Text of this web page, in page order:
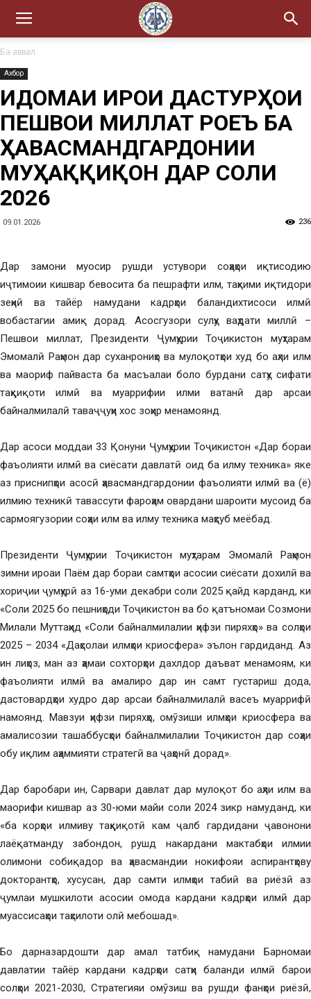
Ба аввал
Ахбор
ИДОМАИ ИҶРОИ ДАСТУРҲОИ
ПЕШВОИ МИЛЛАТ РОҶЕЪ БА
ҲАВАСМАНДГАРДОНИИ
МУҲАҚҚИҚОН ДАР СОЛИ
2026
09.01.2026 236
Дар замони муосир рушди устувори соҳаҳои иқтисодию
иҷтимоии кишвар бевосита ба пешрафти илм, таҳкими иқтидори
зеҳнӣ ва тайёр намудани кадрҳои баландихтисоси илмӣ
вобастагии амиқ дорад. Асосгузори сулҳу ваҳдати миллӣ –
Пешвои миллат, Президенти Ҷумҳурии Тоҷикистон муҳтарам
Эмомалӣ Раҳмон дар суханрониҳо ва мулоқотҳои худ бо аҳли илм
ва маориф пайваста ба масъалаи боло бурдани сатҳу сифати
таҳқиқоти илмӣ ва муаррифии илми ватанӣ дар арсаи
байналмилалӣ таваҷҷуҳи хос зоҳир менамоянд.
Дар асоси моддаи 33 Қонуни Ҷумҳурии Тоҷикистон «Дар бораи
фаъолияти илмӣ ва сиёсати давлатӣ оид ба илму техника» яке
аз приснипҳои асосӣ ҳавасмандгардонии фаъолияти илмӣ ва (ё)
илмию техникӣ тавассути фароҳам овардани шароити мусоид ба
сармоягузории соҳаи илм ва илму техника маҳсуб меёбад.
Президенти Ҷумҳурии Тоҷикистон муҳтарам Эмомалӣ Раҳмон
зимни ироаи Паём дар бораи самтҳои асосии сиёсати дохилӣ ва
хориҷии ҷумҳурӣ аз 16-уми декабри соли 2025 қайд карданд, ки
«Соли 2025 бо пешниҳоди Тоҷикистон ва бо қатъномаи Созмони
Милали Муттаҳид «Соли байналмилалии ҳифзи пиряхҳо» ва солҳои
2025 – 2034 «Даҳсолаи илмҳои криосфера» эълон гардиданд. Аз
ин лиҳоз, ман аз ҳамаи сохторҳои дахлдор даъват менамоям, ки
фаъолияти илмӣ ва амалиро дар ин самт густариш дода,
дастовардҳои худро дар арсаи байналмилалӣ васеъ муаррифӣ
намоянд. Мавзуи ҳифзи пиряхҳо, омӯзиши илмҳои криосфера ва
амалисозии ташаббусҳои байналмилалии Тоҷикистон дар соҳаи
обу иқлим аҳаммияти стратегӣ ва ҷаҳонӣ дорад».
Дар баробари ин, Сарвари давлат дар мулоқот бо аҳли илм ва
маорифи кишвар аз 30-юми майи соли 2024 зикр намуданд, ки
«ба корҳои илмиву таҳқиқотӣ кам ҷалб гардидани ҷавонони
лаёқатманду забондон, рушд накардани мактабҳои илмии
олимони собиқадор ва ҳавасмандии нокифояи аспирантҳову
докторантҳо, хусусан, дар самти илмҳои табиӣ ва риёзӣ аз
ҷумлаи мушкилоти асосии омода кардани кадрҳои илмӣ дар
муассисаҳои таҳсилоти олӣ мебошад».
Бо дарназардошти дар амал татбиқ намудани Барномаи
давлатии тайёр кардани кадрҳои сатҳи баланди илмӣ барои
солҳои 2021-2030, Стратегияи омӯзиш ва рушди фанҳои риёзӣ,